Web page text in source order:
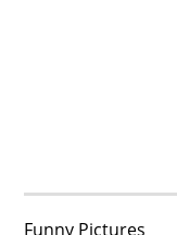
Funny Pictures